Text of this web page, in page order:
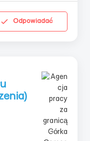
Odpowiadać